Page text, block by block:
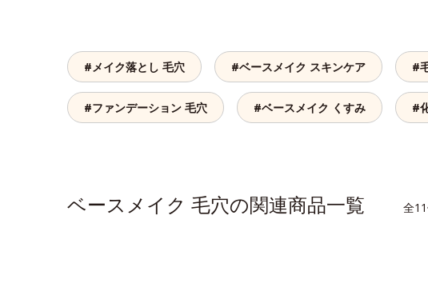
#メイク落とし 毛穴 #ベースメイク スキンケア #
#ファンデーション 毛穴 #ベースメイク くすみ #
ベースメイク 毛穴の関連商品一覧 全